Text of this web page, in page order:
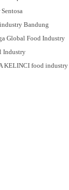
Bandung
Global Food Industry
Industry
KELINCI food industry